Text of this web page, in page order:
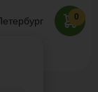
звонок
0